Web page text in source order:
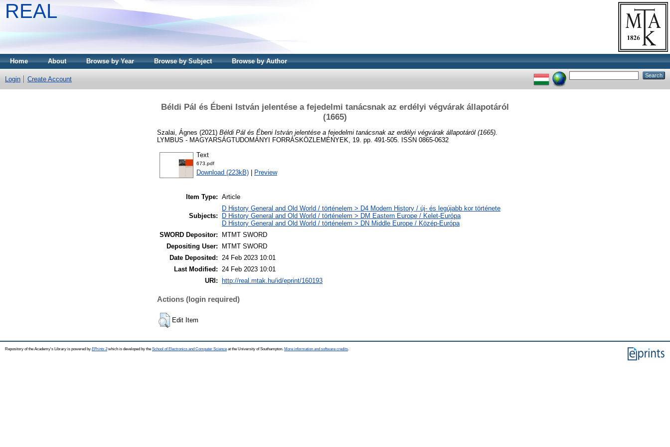
REAL
Home About Browse by Year Browse by Subject Browse by Author
Login Create Account
Béldi Pál és Ébeni István jelentése a fejedelmi tanácsnak az erdélyi végvárak állapotáról
(1665)
Szalai, Ágnes (2021) Béldi Pál és Ébeni István jelentése a fejedelmi tanácsnak az erdélyi végvárak állapotáról (1665).
LYMBUS - MAGYARSÁGTUDOMÁNYI FORRÁSKÖZLEMÉNYEK, 19. pp. 491-505. ISSN 0865-0632
Text
673.pdf
Download (223kB) Preview
Item Type: Article
Subjects:
D History General and Old World / történelem > D4 Modern History / új- és legújabb kor története
D History General and Old World / történelem > DM Eastern Europe / Kelet-Európa
D History General and Old World / történelem > DN Middle Europe / Közép-Európa
SWORD Depositor:
MTMT SWORD
Depositing User:
MTMT SWORD
Date Deposited: 24 Feb 2023 10:01
Last Modified: 24 Feb 2023 10:01
URI:
http://real.mtak.hu/id/eprint/160193
Actions (login required)
Edit Item
Repository of the Academy's Library is powered by EPrints 3which is developed by the School of Electronics and Computer Science at the University of Southampton. More information and software credits